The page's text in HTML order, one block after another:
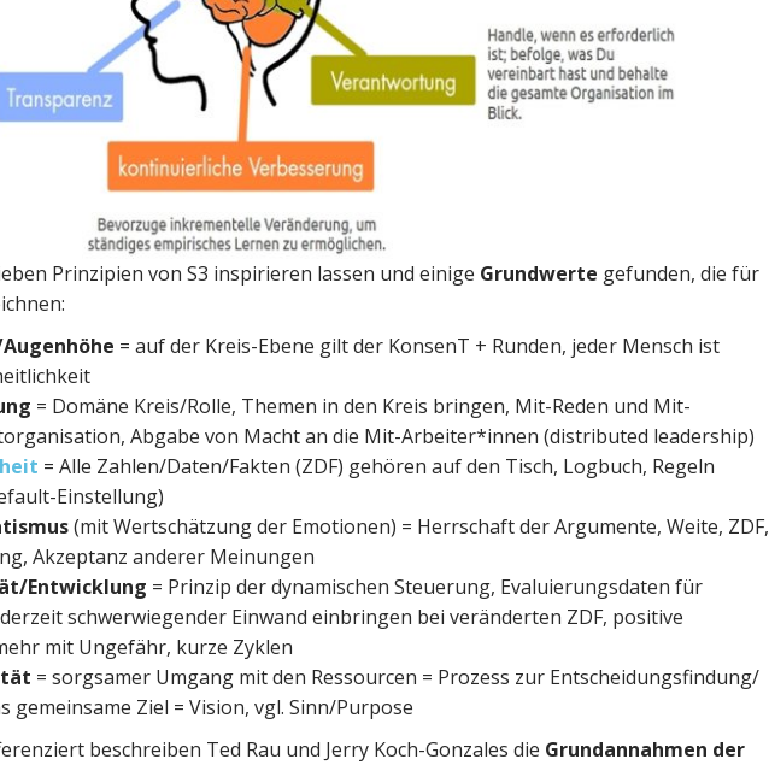
Prinzipien von S3 inspirieren lassen und einige Grundwerte gefunden, die für
= auf der Kreis-Ebene gilt der KonsenT + Runden, jeder Mensch ist
= Domäne Kreis/Rolle, Themen in den Kreis bringen, Mit-Reden und Mit-
Abgabe von Macht an die Mit-Arbeiter*innen (distributed leadership)
= Alle Zahlen/Daten/Fakten (ZDF) gehören auf den Tisch, Logbuch, Regeln
Einstellung)
(mit Wertschätzung der Emotionen) = Herrschaft der Argumente, Weite, ZDF,
Akzeptanz anderer Meinungen
Entwicklung = Prinzip der dynamischen Steuerung, Evaluierungsdaten für
schwerwiegender Einwand einbringen bei veränderten ZDF, positive
mit Ungefähr, kurze Zyklen
= sorgsamer Umgang mit den Ressourcen = Prozess zur Entscheidungsfindung/
gemeinsame Ziel = Vision, vgl. Sinn/Purpose
beschreiben Ted Rau und Jerry Koch-Gonzales die Grundannahmen der